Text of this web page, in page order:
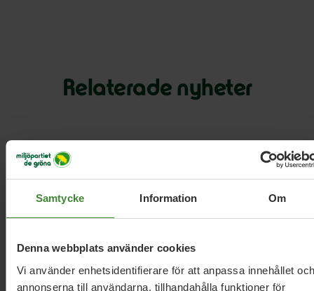
Samtycke Information Om
Denna webbplats använder cookies
Vi använder enhetsidentifierare för att anpassa innehållet och
annonserna till användarna, tillhandahålla funktioner för
Relaterade nyheter
Miljöpartiet: Sverige måste ställa krav på
nya datacenter
hbtqi-personers rättigheter